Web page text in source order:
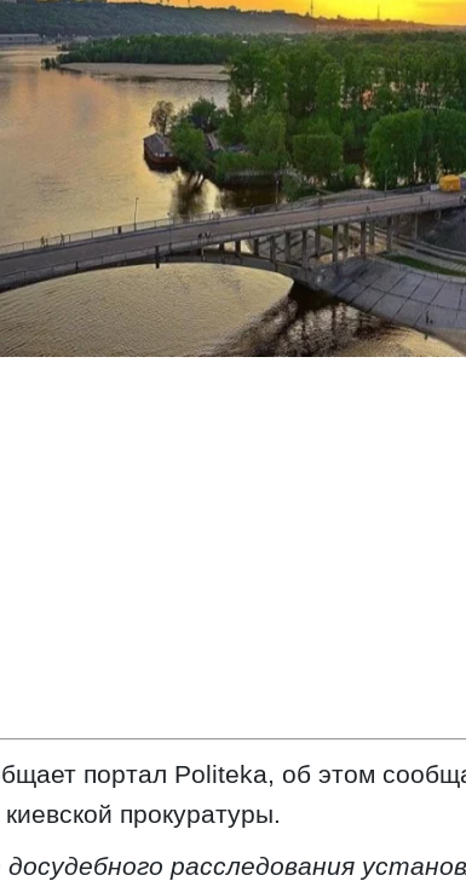
портал Рoliteka, об этом
прокуратуры.
досудебного расследования